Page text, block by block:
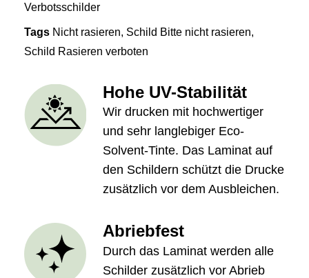
Verbotsschilder
Tags Nicht rasieren, Schild Bitte nicht rasieren,
Schild Rasieren verboten
Hohe UV-Stabilität
Wir drucken mit hochwertiger
und sehr langlebiger Eco-
Solvent-Tinte. Das Laminat auf
den Schildern schützt die Drucke
zusätzlich vor dem Ausbleichen.
Abriebfest
Durch das Laminat werden alle
Schilder zusätzlich vor Abrieb